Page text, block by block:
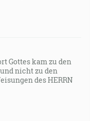
Gottes kam zu den
nicht zu den
des HERRN